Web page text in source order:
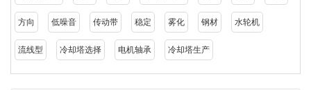
方向 低噪音 传动带 稳定 雾化 钢材 水轮机
流线型 冷却塔选择 电机轴承 冷却塔生产